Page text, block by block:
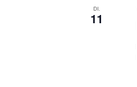
DI.
11